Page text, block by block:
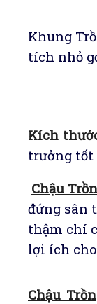
Khung
tích nhỏ
Kích
trưởng tốt
Chậu
đứng sân
thậm chí
lợi ích
Chậu